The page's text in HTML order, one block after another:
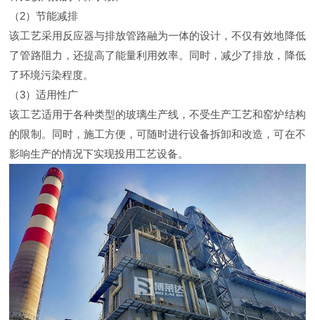
（2）节能减排
该工艺采用反应器与排放管路融为一体的设计，不仅有效地降低
了管路阻力，还提高了能量利用效率。同时，减少了排放，降低
了环境污染程度。
（3）适用性广
该工艺适用于各种类型的玻璃生产线，不受生产工艺和窑炉结构
的限制。同时，施工方便，可随时进行设备拆卸和改造，可在不
影响生产的情况下实现投用工艺设备。